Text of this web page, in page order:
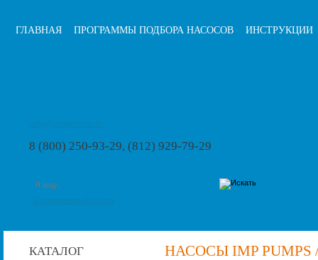
ГЛАВНАЯ ПРОГРАММЫ ПОДБОРА НАСОСОВ ИНСТРУКЦИИ
8 (800) 250-93-29, (812) 929-79-29
КАТАЛОГ НАСОСЫ IMP PUMPS